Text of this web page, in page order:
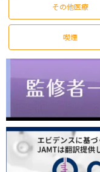
その他医療
喫煙